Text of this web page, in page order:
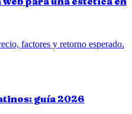
factores y retorno esperado.
guía 2026